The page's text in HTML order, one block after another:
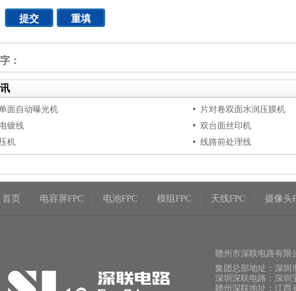
：
面自动曝光机
片对卷双面水润压膜机
镀线
双台面丝印机
机
线路前处理线
首页 电容屏FPC 电池FPC 模组FPC 天线FPC 摄像头
赣州市深联电路有限
集团总部地址：深圳
深圳深联电路：深圳
赣州深联地址：江西